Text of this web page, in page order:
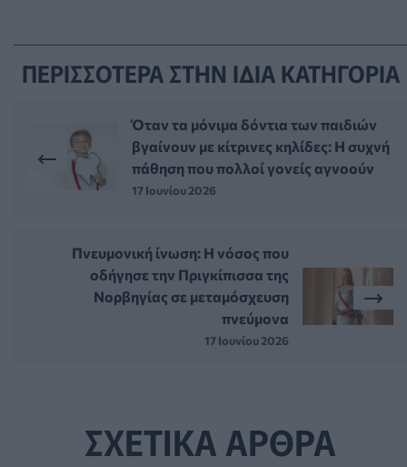
ΠΕΡΙΣΣΟΤΕΡΑ ΣΤΗΝ ΙΔΙΑ ΚΑΤΗΓΟΡΙΑ
Όταν τα μόνιμα δόντια των παιδιών
βγαίνουν με κίτρινες κηλίδες: Η συχνή
πάθηση που πολλοί γονείς αγνοούν
17 Ιουνίου 2026
Πνευμονική ίνωση: Η νόσος που
οδήγησε την Πριγκίπισσα της
Νορβηγίας σε μεταμόσχευση
πνεύμονα
17 Ιουνίου 2026
ΣΧΕΤΙΚΑ ΑΡΘΡΑ